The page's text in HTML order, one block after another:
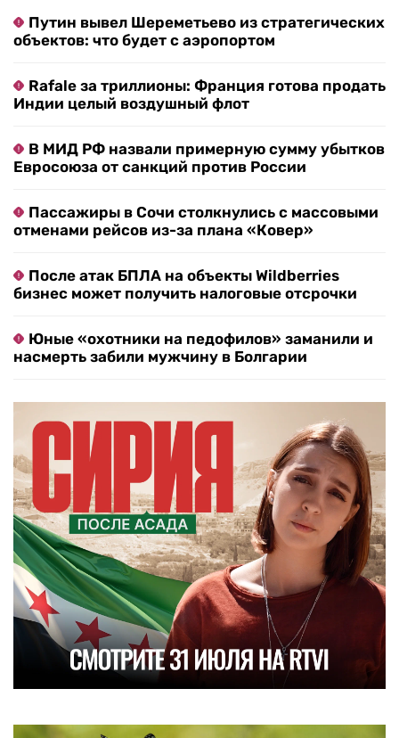
Путин вывел Шереметьево из стратегических
объектов: что будет с аэропортом
Rafale за триллионы: Франция готова продать
Индии целый воздушный флот
В МИД РФ назвали примерную сумму убытков
Евросоюза от санкций против России
Пассажиры в Сочи столкнулись с массовыми
отменами рейсов из-за плана «Ковер»
После атак БПЛА на объекты Wildberries
бизнес может получить налоговые отсрочки
Юные «охотники на педофилов» заманили и
насмерть забили мужчину в Болгарии